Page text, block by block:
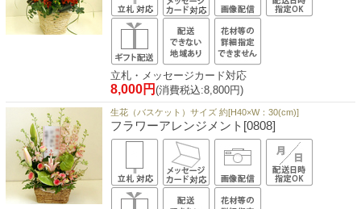
立札・メッセージカード対応
8,000円 (消費税込:8,800円)
生花（バスケット）サイズ 約[H40×W：30(cm)]
フラワーアレンジメント[0808]